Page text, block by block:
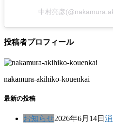
中村亮彦
投稿者プロフィール
nakamura-akihiko-kouenkai
最新の投稿
お知らせ2026年6月14日